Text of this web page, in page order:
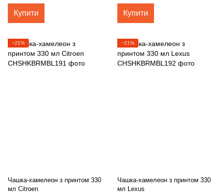
Купити Купити
−21%
Чашка-хамелеон з принтом 330
мл Citroеn
−21%
Чашка-хамелеон з принтом 330
мл Lexus